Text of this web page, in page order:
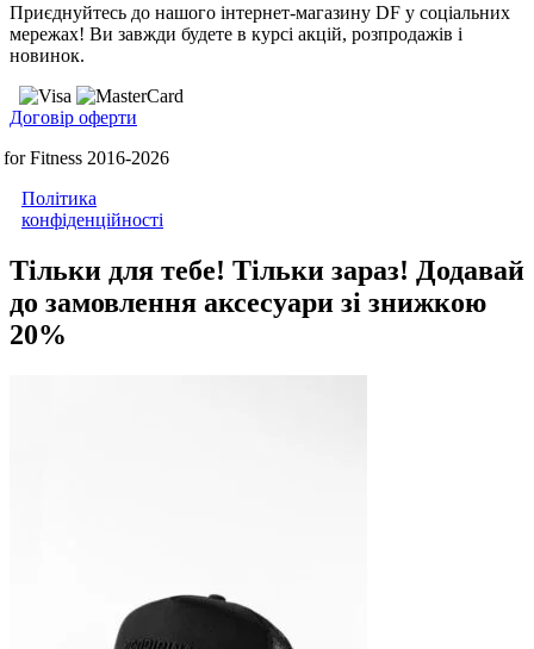
Приєднуйтесь до нашого інтернет-магазину DF у соціальних
мережах! Ви завжди будете в курсі акцій, розпродажів і
новинок.
Договір оферти
Fitness 2016-2026
Політика
конфіденційності
Тільки для тебе! Тільки зараз! Додавай
до замовлення аксесуари зі знижкою
20%